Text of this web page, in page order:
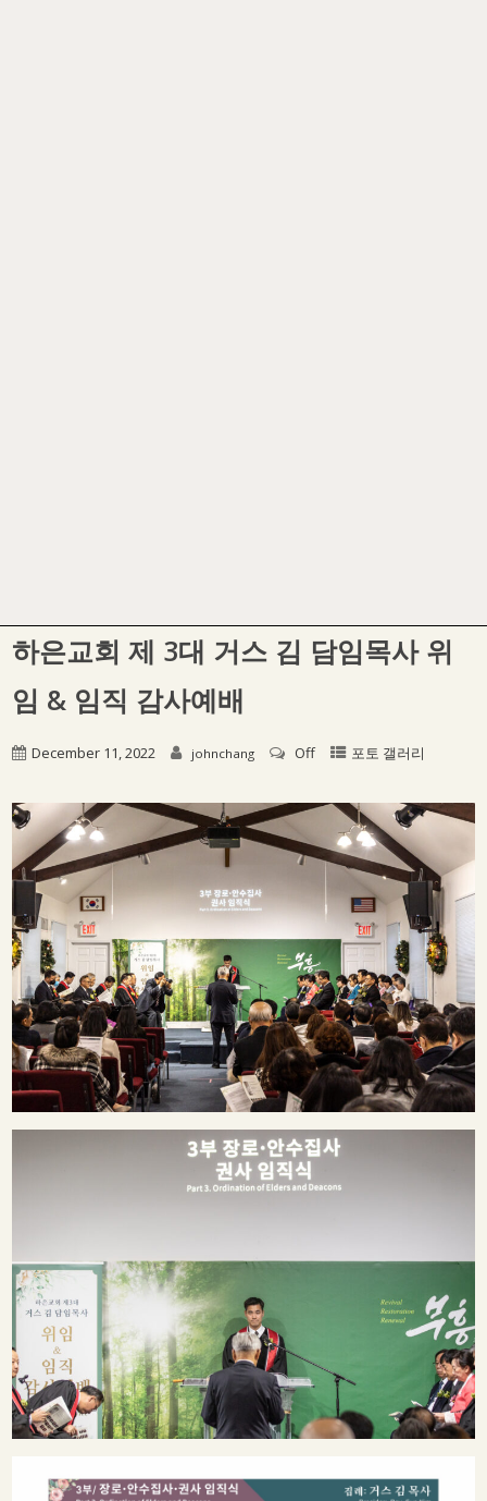
하은교회 제 3대 거스 김 담임목사 위
임 & 임직 감사예배
December 11, 2022 johnchang Off 포토 갤러리